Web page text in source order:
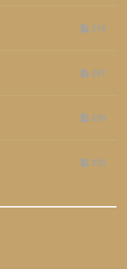
276
267
236
235